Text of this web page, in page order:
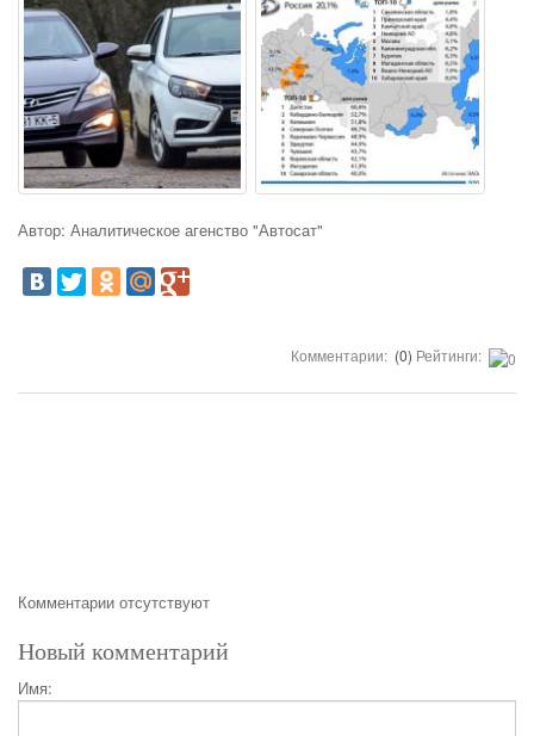
Автор: Аналитическое агенство "Автосат"
Комментарии: (0) Рейтинги:
Комментарии отсутствуют
Новый комментарий
Имя: